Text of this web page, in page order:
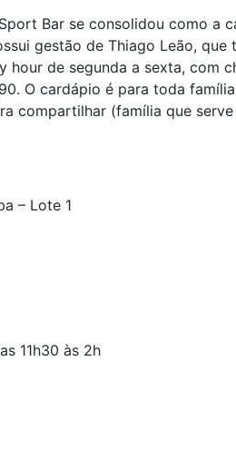
Bar se consolidou como
gestão de Thiago Leão,
hour de segunda a sexta, com
O cardápio é para toda
compartilhar (família que
– Lote 1
11h30 às 2h